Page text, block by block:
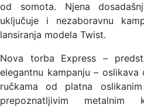
od somota. Njena
uključuje i nezaboravnu
lansiranja modela Twist.
Nova torba Express –
elegantnu kampanju –
ručkama od platna
prepoznatljivim metalnim